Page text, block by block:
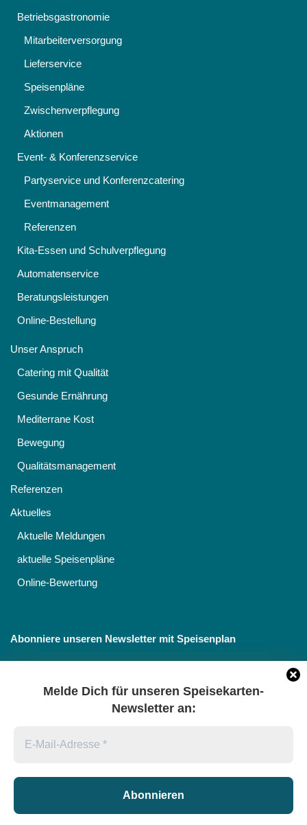
Melde Dich für unseren Speisekarten-
Newsletter an:
Betriebsgastronomie
Mitarbeiterversorgung
Lieferservice
Speisenpläne
Zwischenverpflegung
Aktionen
Event- & Konferenzservice
Partyservice und Konferenzcatering
Eventmanagement
Referenzen
Kita-Essen und Schulverpflegung
Automatenservice
Beratungsleistungen
Online-Bestellung
Unser Anspruch
Catering mit Qualität
Gesunde Ernährung
Mediterrane Kost
Bewegung
Qualitätsmanagement
Referenzen
Aktuelles
Aktuelle Meldungen
aktuelle Speisenpläne
Online-Bewertung
Abonniere unseren Newsletter mit Speisenplan
Ich stimme der Verarbeitung meiner Daten gemäß